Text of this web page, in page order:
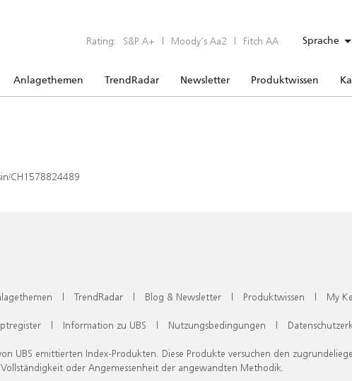
Rating: S&P A+ | Moody’s Aa2 | Fitch AA Sprache
Anlagethemen TrendRadar Newsletter Produktwissen
CH1578824489
| TrendRadar | Blog & Newsletter | Produktwissen | My
| Information zu UBS | Nutzungsbedingungen |
UBS emittierten Index-Produkten. Diese Produkte versuchen den
oder Angemessenheit der angewandten Methodik.